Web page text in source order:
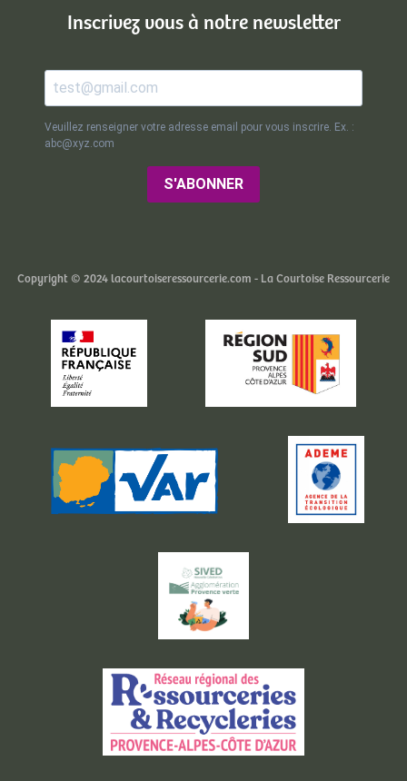
Inscrivez vous à notre newsletter
Veuillez renseigner votre adresse email pour vous inscrire. Ex. :
abc@xyz.com
S'ABONNER
Copyright © 2024 lacourtoiseressourcerie.com - La Courtoise Ressourcerie